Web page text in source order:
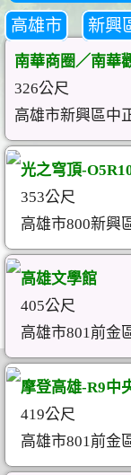
高雄市 新興
南華商圈／南華
326公尺
高雄市新興區中
光之穹頂-
353公尺
高雄市800新興
高雄文學館
405公尺
高雄市801前金
摩登高雄-R9中
419公尺
高雄市801前金